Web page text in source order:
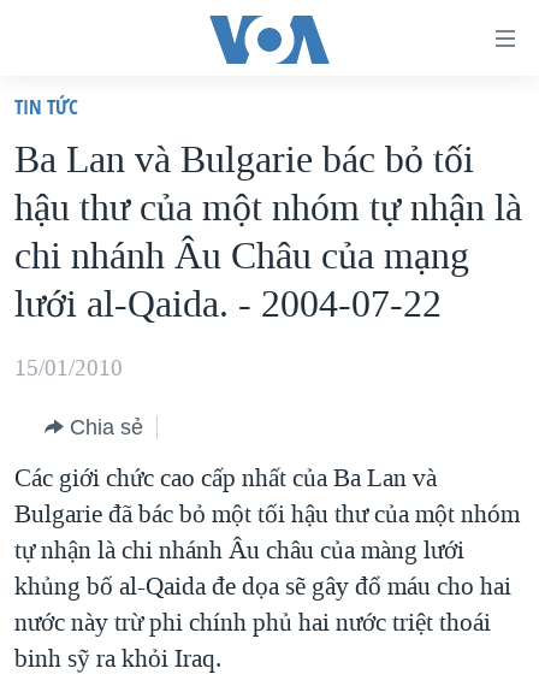
truy
cập
Tới
nội
dung
chính
Tới
hướng
chính
Đi
"Tìm"
VIỆT NAM
HOA KỲ
BIỂN ĐÔNG
THẾ GIỚI
MỤC
TỰ DO BÁO CHÍ
VẠCH TRẦN TIN GIẢ
NGƯỜI VIỆT HẢI NGOẠI
KINH TẾ
CHUYÊN ĐỀ
CHIẾN TRANH THƯƠNG MẠI CỦA MỸ: QUÁ KHỨ VÀ HIỆN
TẠI
HÀNH TRÌNH BẦU CỬ 2024
MỘT NĂM CHIẾN TRANH TẠI DẢI GAZA
GIẢI MÃ VÀNH ĐAI & CON ĐƯỜNG
HỌC TIẾNG ANH
VIDEO
NGHE
MẠNG XÃ HỘI
TIN TỨC
Ba Lan và Bulgarie bác bỏ tối
hậu thư của một nhóm tự nhận là
chi nhánh Âu Châu của mạng
lưới al-Qaida. - 2004-07-22
15/01/2010
Chia sẻ
Các giới chức cao cấp nhất của Ba Lan và
Bulgarie đã bác bỏ một tối hậu thư của một nhóm
tự nhận là chi nhánh Âu châu của màng lưới
khủng bố al-Qaida đe dọa sẽ gây đổ máu cho hai
nước này trừ phi chính phủ hai nước triệt thoái
binh sỹ ra khỏi Iraq.